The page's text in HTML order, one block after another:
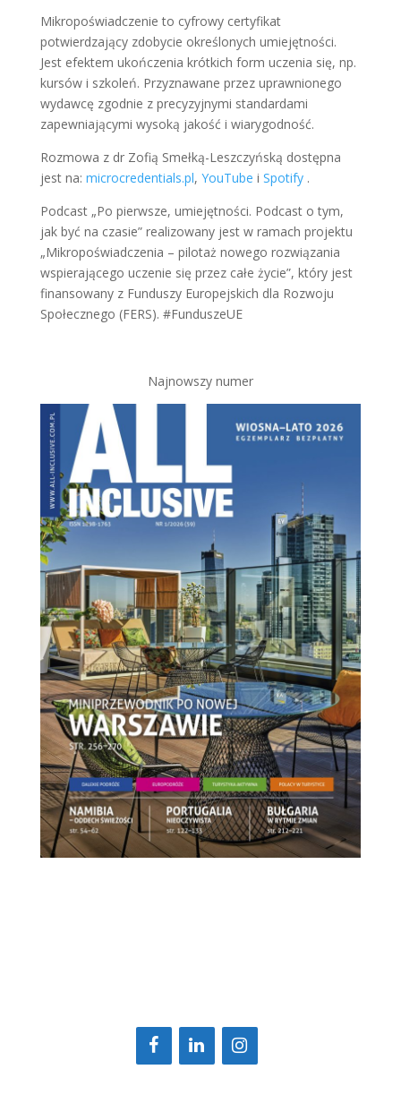
Mikropoświadczenie to cyfrowy certyfikat
potwierdzający zdobycie określonych umiejętności.
Jest efektem ukończenia krótkich form uczenia się, np.
kursów i szkoleń. Przyznawane przez uprawnionego
wydawcę zgodnie z precyzyjnymi standardami
zapewniającymi wysoką jakość i wiarygodność.
Rozmowa z dr Zofią Smełką-Leszczyńską dostępna
jest na: microcredentials.pl, YouTube i Spotify.
Podcast „Po pierwsze, umiejętności. Podcast o tym,
jak być na czasie” realizowany jest w ramach projektu
„Mikropoświadczenia – pilotaż nowego rozwiązania
wspierającego uczenie się przez całe życie”, który jest
finansowany z Funduszy Europejskich dla Rozwoju
Społecznego (FERS). #FunduszeUE
Najnowszy numer